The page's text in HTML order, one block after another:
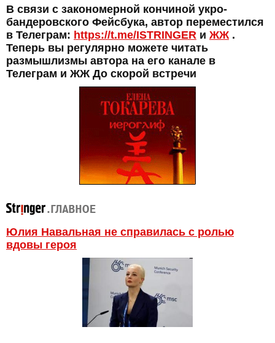
В связи с закономерной кончиной укро-
бандеровского Фейсбука, автор переместился
в Телеграм: https://t.me/ISTRINGER и ЖЖ.
Теперь вы регулярно можете читать
размышлизмы автора на его канале в
Телеграм и ЖЖ До скорой встречи
Юлия Навальная не справилась с ролью
вдовы героя